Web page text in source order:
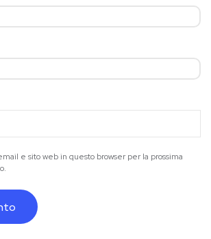
e sito web in questo browser per la prossima